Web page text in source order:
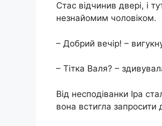
Стас відчинив двері, і
незнайомим чоловіком.
– Добрий вечір! –
– Тітка Валя? –
Від несподіванки Іра
вона встигла запросити